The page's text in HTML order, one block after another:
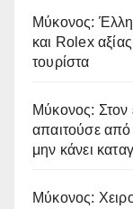
Μύκονος:
και Rolex
τουρίστα
Μύκονος: Στον
απαιτούσε από
μην κάνει
Μύκονος: